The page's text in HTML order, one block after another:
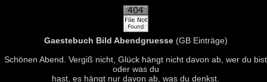
Gaestebuch Bild Abendgruesse(GB Einträge)
Schönen Abend. Vergiß nicht, Glück hängt nicht davon ab, wer du bist
oder was du
hast, es hängt nur davon ab, was du denkst.